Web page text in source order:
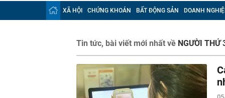
nghiệp có
14:09
Việt kiều 3
14:06
Bê bối đế chế
độc quyền,
14:01
Một người có
mình
14:00
Công an có
XÃ HỘI CHỨNG KHOÁN BẤT ĐỘNG SẢN DOANH
Tin tức, bài viết mới nhất về NGƯỜI THỨ